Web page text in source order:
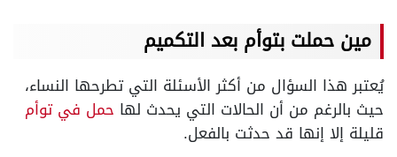
مين حملت بتوأم بعد التكميم
يُعتبر هذا السؤال من أكثر الأسئلة التي تطرحها النساء،
حيث بالرغم من أن الحالات التي يحدث لها حمل في توأم
قليلة إلا إنها قد حدثت بالفعل.